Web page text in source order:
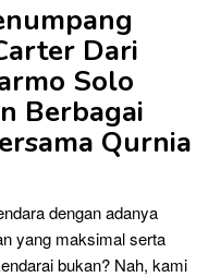
arter Dari
Solo
Berbagai
Qurnia
dengan adanya
yang maksimal serta
bukan? Nah, kami